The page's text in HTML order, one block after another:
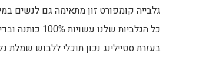
גלבייה קומפורט זון מתאימה גם לנשים
כל הגלביות שלנו עשויות 100% כותנה ובדים טבעיים בלבד.
בעזרת סטיילינג נכון תוכלי ללבוש שמלת